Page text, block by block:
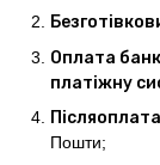
Оплата
платіжну
Післяоплата
Пошти;